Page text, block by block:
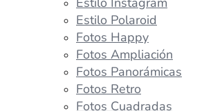
Estilo Polaroid
Fotos Happy
Fotos Ampliación
Fotos Panorámicas
Fotos Retro
Fotos Cuadradas